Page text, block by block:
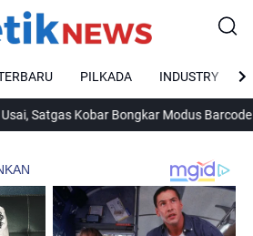
PILKADA INDUSTRY
Kobar Bongkar Modus Barcode